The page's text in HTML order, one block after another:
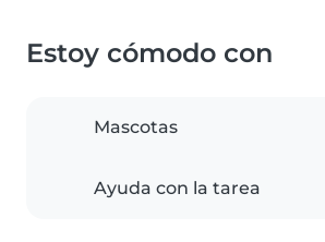
Estoy cómodo con
Mascotas
Ayuda con la tarea